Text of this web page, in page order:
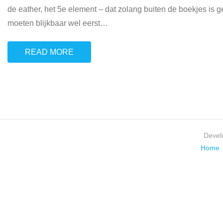
de eather, het 5e element – dat zolang buiten de boekjes
moeten blijkbaar wel eerst…
READ MORE
Home